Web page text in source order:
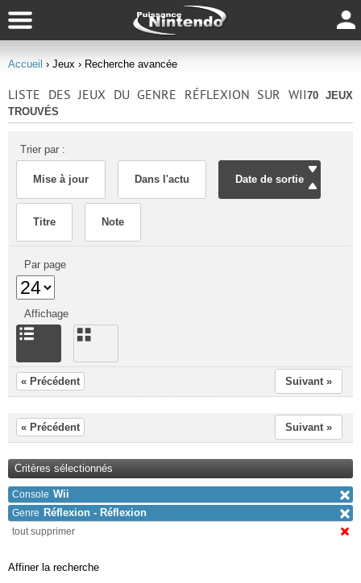
Accueil › Jeux › Recherche avancée
LISTE DES JEUX DU GENRE RÉFLEXION SUR WII70 JEUX
TROUVÉS
Trier par :
Mise à jour Dans l'actu Date de sortie
Titre Note
Par page
Affichage
« Précédent Suivant »
« Précédent Suivant »
Critères sélectionnés
Console Wii
Genre Réflexion - Réflexion
tout supprimer
Affiner la recherche